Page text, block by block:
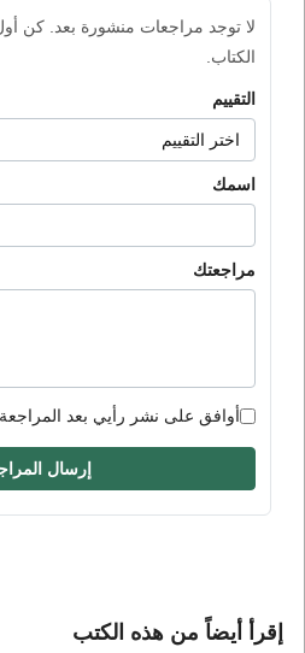
لا توجد مراجعات منشورة بعد. كن
الكتاب.
التقييم
اسمك
مراجعتك
أوافق على نشر رأيي بعد المراجعة.
إرسال
إقرأ أيضاً من هذه الكتب